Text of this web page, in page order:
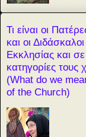
Τι είναι οι
και οι
Εκκλησίας και
κατηγορίες τους
(What do we
of the Church)